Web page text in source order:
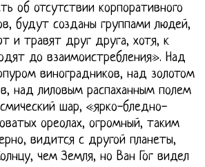
об отсутствии корпоративного
будут созданы группами людей,
и травят друг друга, хотя, к
до взаимоистребления». Над
виноградников, над золотом
над лиловым распаханным полем
шар, «ярко-бледно-
ореолах, огромный, таким
видится с другой планеты,
чем Земля, но Ван Гог видел